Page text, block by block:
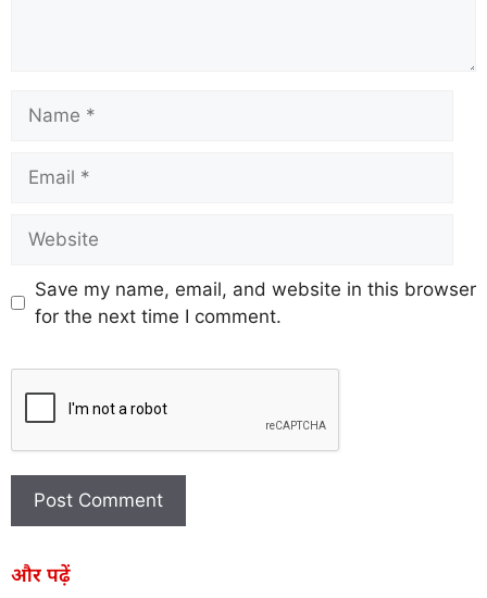
Save my name, email, and website in this browser
for the next time I comment.
और पढ़ें